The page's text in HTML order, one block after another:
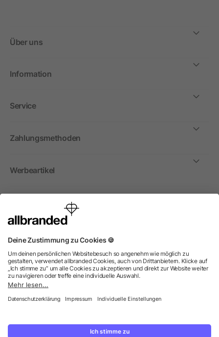
Über uns
Information
Service
Zahlungsmethoden
Werbeartikel
International
Wir verkaufen Werbeartikel, Werbemittel und
Vereine. Alle Preise zzgl. MwSt.